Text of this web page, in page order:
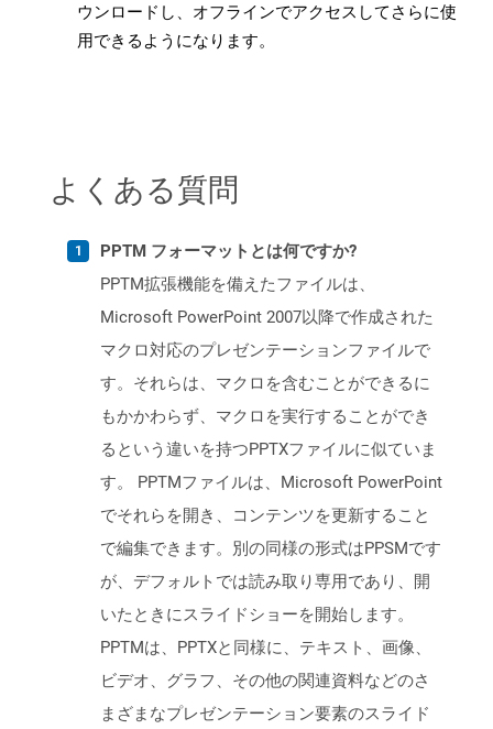
ウンロードし、オフラインでアクセスしてさらに使
用できるようになります。
よくある質問
PPTM フォーマットとは何ですか?
PPTM拡張機能を備えたファイルは、
Microsoft PowerPoint 2007以降で作成された
マクロ対応のプレゼンテーションファイルで
す。それらは、マクロを含むことができるに
もかかわらず、マクロを実行することができ
るという違いを持つPPTXファイルに似ていま
す。 PPTMファイルは、Microsoft PowerPoint
でそれらを開き、コンテンツを更新すること
で編集できます。別の同様の形式はPPSMです
が、デフォルトでは読み取り専用であり、開
いたときにスライドショーを開始します。
PPTMは、PPTXと同様に、テキスト、画像、
ビデオ、グラフ、その他の関連資料などのさ
まざまなプレゼンテーション要素のスライド